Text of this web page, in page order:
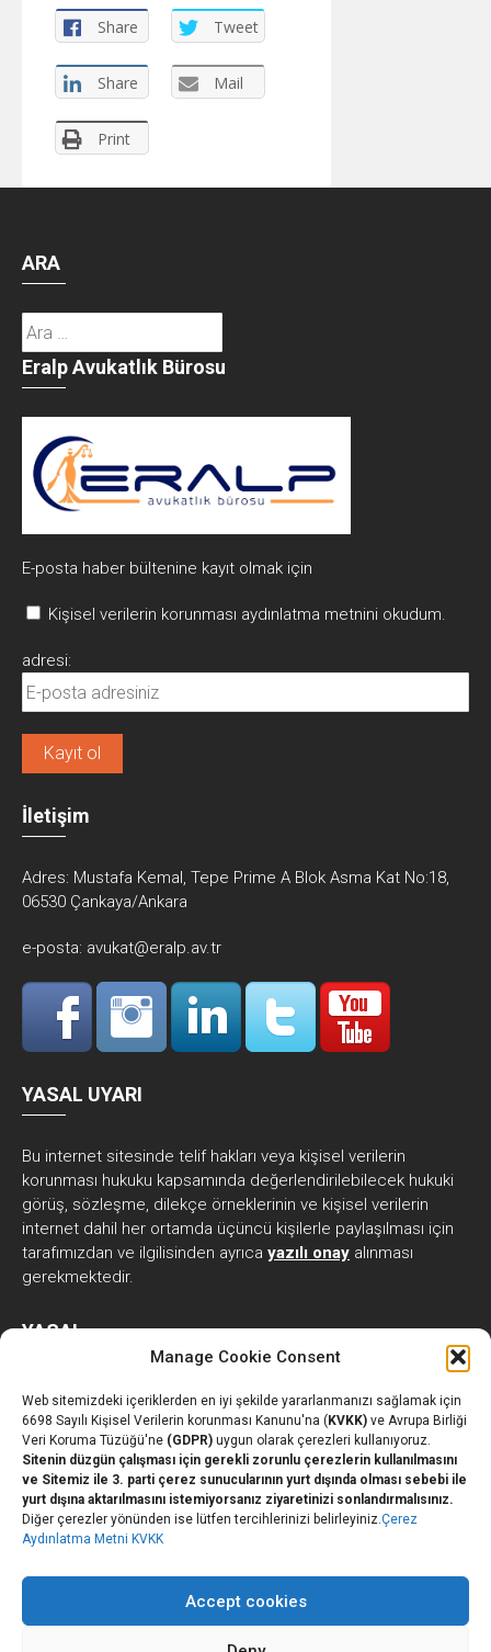
Manage Cookie Consent
Web sitemizdeki içeriklerden en iyi şekilde yararlanmanızı sağlamak için
6698 Sayılı Kişisel Verilerin korunması Kanunu'na ( KVKK) ve Avrupa Birliği
Veri Koruma Tüzüğü'ne (GDPR) uygun olarak çerezleri kullanıyoruz.
Sitenin düzgün çalışması için gerekli zorunlu çerezlerin kullanılmasını
ve Sitemiz ile 3. parti çerez sunucularının yurt dışında olması sebebi ile
yurt dışına aktarılmasını istemiyorsanız ziyaretinizi sonlandırmalısınız.
Diğer çerezler yönünden ise lütfen tercihlerinizi belirleyiniz.Çerez
Aydınlatma Metni KVKK
Accept cookies
Share Tweet
Share Mail
Print
ARA
Arama:
Eralp Avukatlık Bürosu
E-posta haber bültenine kayıt olmak için
Kişisel verilerin korunması aydınlatma metnini okudum.
adresi:
İletişim
Adres: Mustafa Kemal, Tepe Prime A Blok Asma Kat No:18,
06530 Çankaya/Ankara
e-posta: avukat@eralp.av.tr
YASAL UYARI
Bu internet sitesinde telif hakları veya kişisel verilerin
korunması hukuku kapsamında değerlendirilebilecek hukuki
görüş, sözleşme, dilekçe örneklerinin ve kişisel verilerin
internet dahil her ortamda üçüncü kişilerle paylaşılması için
tarafımızdan ve ilgilisinden ayrıca yazılı onay alınması
gerekmektedir.
YASAL
Kişisel Verilerin İşlenmesine İlişkin Açık Rıza Beyanı
Kişisel Verilerin İşlenmesine İlişkin Aydınlatma Metni
KVKK Çerez Aydınlatma Metni
GDPR Cookie Policy
Bilgi Güvenliği Politikası
Kişisel Verilerin Korunması Politikası